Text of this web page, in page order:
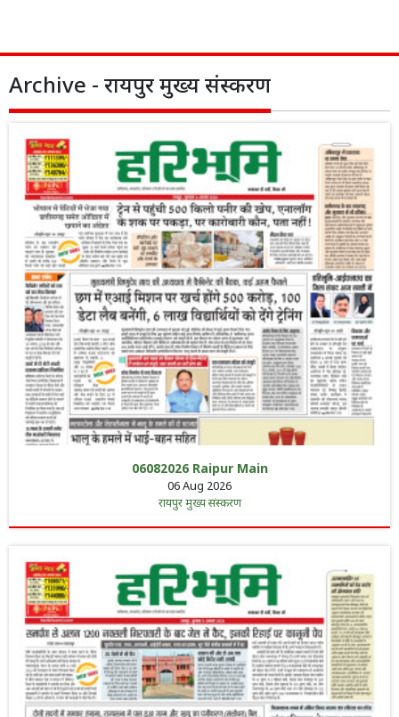
Archive - रायपुर मुख्य संस्करण
06082026 Raipur Main
06 Aug 2026
रायपुर मुख्य संस्करण